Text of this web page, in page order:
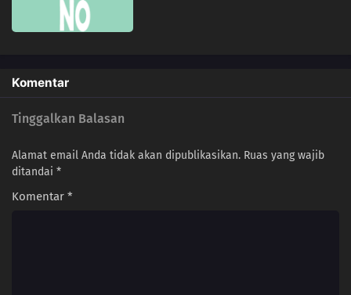
Komentar
Tinggalkan Balasan
Alamat email Anda tidak akan dipublikasikan. Ruas yang wajib
ditandai *
Komentar *